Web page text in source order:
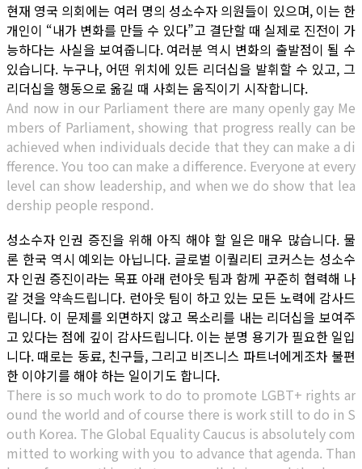
현재 영국 의회에는 여러 명의 성소수자 의원들이 있으며, 이는 한
개인이 “내가 변화를 만들 수 있다”고 결단할 때 실제로 진전이 가
능하다는 사실을 보여줍니다. 여러분 역시 변화의 출발점이 될 수
있습니다. 누구나, 어떤 위치에 있든 리더십을 발휘할 수 있고, 그
리더십을 행동으로 옮길 때 사회는 움직이기 시작합니다.
And now in our Parliament there are many openly gay Me
mbers of Parliament, showing that progress really can be
achieved when individuals decide that they can make a di
fference. You too can make a difference. Everyone at every
level can show leadership, and when we do show that lea
dership people respond.
성소수자 인권 증진을 위해 아직 해야 할 일은 매우 많습니다. 물
론 한국 역시 예외는 아닙니다. 글로벌 이퀄리티 코커스는 성소수
자 인권 증진이라는 목표 아래 런아웃 팀과 함께 꾸준히 협력해 나
갈 것을 약속드립니다. 런아웃 팀이 하고 있는 모든 노력에 감사드
립니다. 이 문제를 외면하지 않고 목소리를 내는 리더십을 보여주
고 있다는 점에 깊이 감사드립니다. 이는 분명 용기가 필요한 일입
니다. 때로는 동료, 친구들, 그리고 비즈니스 파트너에게조차 불편
한 이야기를 해야 하는 일이기도 합니다.
There is so much work to do to promote LGBT+ rights ar
ound the world and of course there is work still to do in S
outh Korea. The Global Equality Caucus is absolutely com
mitted to working with you to advance that agenda. Than